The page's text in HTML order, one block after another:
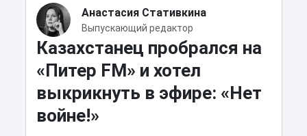
Анастасия Стативкина
Выпускающий редактор
Казахстанец пробрался на
«Питер FM» и хотел
выкрикнуть в эфире: «Нет
войне!»